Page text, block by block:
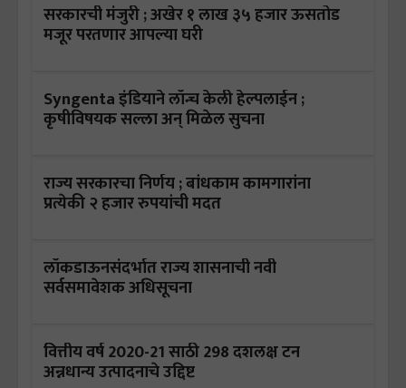
सरकारची मंजुरी ; अखेर १ लाख ३५ हजार ऊसतोड
मजूर परतणार आपल्या घरी
Syngenta इंडियाने लॉन्च केली हेल्पलाईन ;
कृषीविषयक सल्ला अन् मिळेल सुचना
राज्य सरकारचा निर्णय ; बांधकाम कामगारांना
प्रत्येकी २ हजार रुपयांची मदत
लॉकडाऊनसंदर्भात राज्य शासनाची नवी
सर्वसमावेशक अधिसूचना
वित्तीय वर्ष 2020-21 साठी 298 दशलक्ष टन
अन्नधान्य उत्पादनाचे उद्दिष्ट